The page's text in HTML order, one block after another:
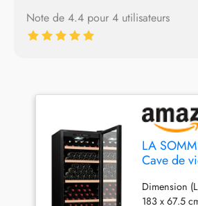
Note de 4.4 pour 4 utilisateurs
LA
Cave de
Dimension
183 x 67.5